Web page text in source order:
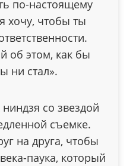
по-настоящему
хочу, чтобы ты
об этом, как бы
ни стал».
со звездой
съемке.
на друга, чтобы
паука, который